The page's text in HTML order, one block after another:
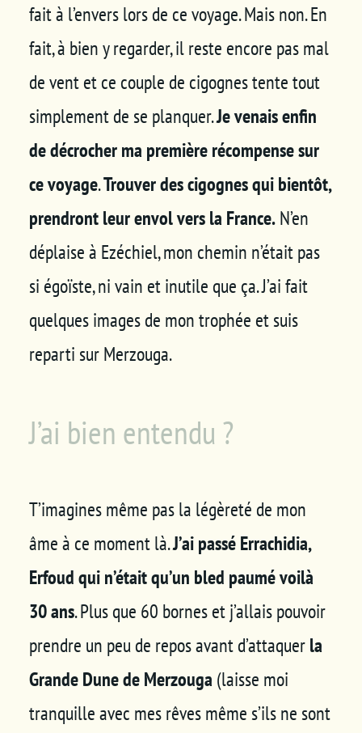
fait à l’envers lors de ce voyage. Mais non. En
fait, à bien y regarder, il reste encore pas mal
de vent et ce couple de cigognes tente tout
simplement de se planquer.Je venais enfin
de décrocher ma première récompense sur
ce voyage.Trouver des cigognes qui bientôt,
prendront leur envol vers la France.N’en
déplaise à Ezéchiel, mon chemin n’était pas
si égoïste, ni vain et inutile que ça. J’ai fait
quelques images de mon trophée et suis
reparti sur Merzouga.
J’ai bien entendu ?
T’imagines même pas la légèreté de mon
âme à ce moment là.J’ai passé Errachidia,
Erfoud qui n’était qu’un bled paumé voilà
30 ans. Plus que 60 bornes et j’allais pouvoir
prendre un peu de repos avant d’attaquerla
Grande Dune de Merzouga (laisse moi
tranquille avec mes rêves même s’ils ne sont